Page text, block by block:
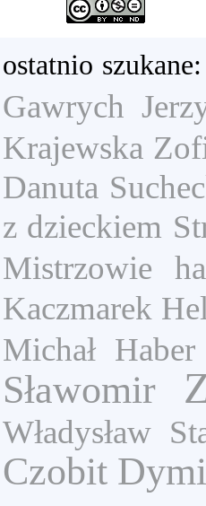
ostatnio szukane:
Gawrych
Krajewska
Danuta
z dzieckiem
Mistrzowie
Kaczmarek
Michał
Sławomir
Władysław
Czobit